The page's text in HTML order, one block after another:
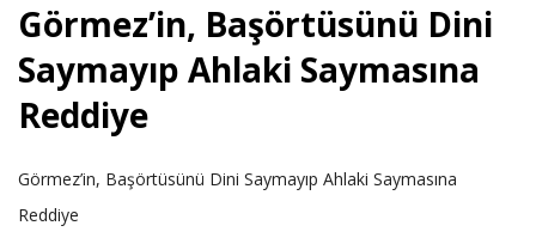
Görmez’in, Başörtüsünü Dini
Saymayıp Ahlaki Saymasına
Reddiye
Görmez’in, Başörtüsünü Dini Saymayıp Ahlaki Saymasına
Reddiye